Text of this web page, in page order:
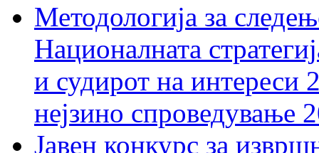
Методологија за
Националната
и судирот на интереси
нејзино спроведување
Јавен конкурс за